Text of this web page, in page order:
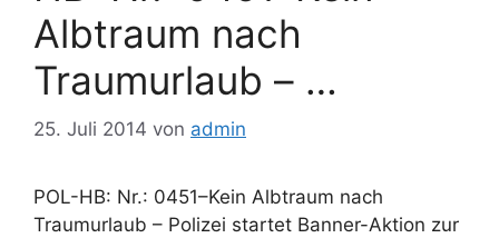
Albtraum nach
Traumurlaub – …
25. Juli 2014 von admin
POL-HB: Nr.: 0451–Kein Albtraum nach
Traumurlaub – Polizei startet Banner-Aktion zur